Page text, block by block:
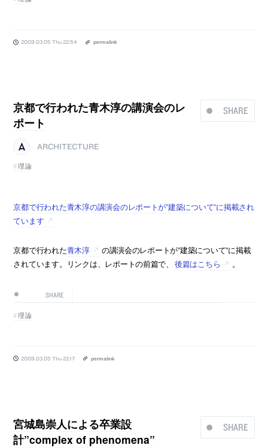
2009.03.05 Thu 22:54 permalink
SHARE
京都で行われた青木淳の講演会のレ
ポート
ARCHITECTURE
理論
京都で行われた青木淳の講演会のレポートが”建築について”に掲載され
ています
京都で行われた青木淳
の講演会のレポートが”建築について”に掲載
されています。リンクは、レポートの前篇で、
後篇はこちら 。
SHARE
理論
2009.03.05 Thu 22:17 permalink
SHARE
宮城島崇人による卒業設
計”complex of phenomena”